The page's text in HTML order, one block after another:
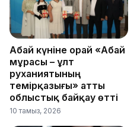
Абай күніне орай «Абай
мұрасы – ұлт
руханиятының
темірқазығы» атты
облыстық байқау өтті
10 тамыз, 2026